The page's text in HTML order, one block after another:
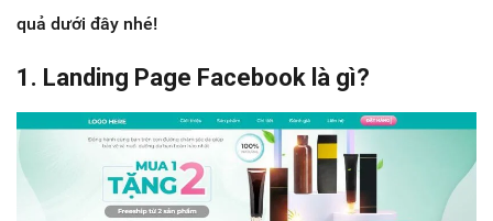
quả dưới đây nhé!
1. Landing Page Facebook là gì?